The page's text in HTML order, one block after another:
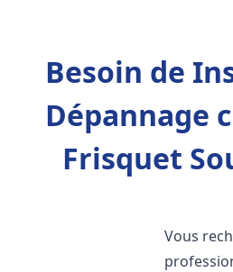
Besoin de
Dépannage
Frisquet
Vous